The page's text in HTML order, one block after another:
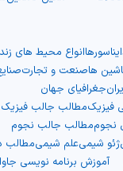
هستند.
لایه میانی
واقعیت از دو لایه
نوع دیگری از
انواع محیط های
هاصنعت و تجارت
جغرافیای جهان
فیزیکمطالب جالب فیزیک
نجوممطالب جالب نجوم
ژئو شیمیعلم شیمیمطالب
آموزش برنامه نویسی